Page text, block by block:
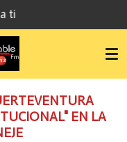
ti
EN LA